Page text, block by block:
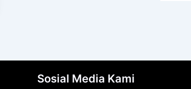
Sosial Media Kami